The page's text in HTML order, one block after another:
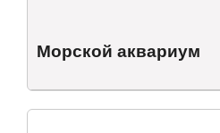
Морской аквариум